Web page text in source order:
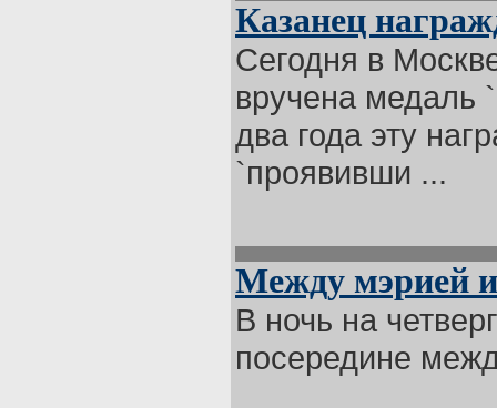
Казанец
Сегодня в
вручена медаль
два года эту
`проявивши ...
Между мэрией и
В ночь на
посередине